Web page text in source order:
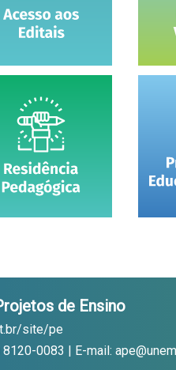
de Ensino
site/pe
0083 | E-mail: